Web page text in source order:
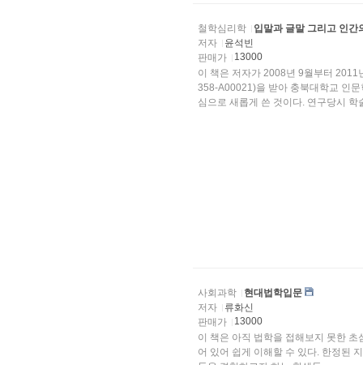
철학심리학
입말과 글말 그리고 인간
저자
윤석빈
판매가
13000
이 책은 저자가 2008년 9월부터
358-A00021)을 받아 충북대학교 인
심으로 새롭게 쓴 것이다. 연구당시 학
사회과학
현대법학입문
저자
류화신
판매가
13000
이 책은 아직 법학을 접해보지 못한 초심자들을 위
어 있어 쉽게 이해할 수 있다. 한정된 지면 내에서 법학의 기본적인 사항, 현대사회 특유의 법 현상